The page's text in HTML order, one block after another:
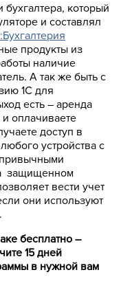
который
и составлял
продукты из
наличие
А так же быть с
1С для
есть – аренда
оплачиваете
доступ в
устройства с
привычными
защищенном
вести учет
они используют
бесплатно –
15 дней
в нужной вам